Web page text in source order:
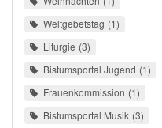
Weltgebetstag 1
Liturgie 3
Bistumsportal Jugend 1
Frauenkommission 1
Bistumsportal Musik 3